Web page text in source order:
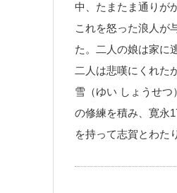
中、たまたま通りが
これを怒った浪人が
た。二人の娘は家に
二人は悲嘆にくれた
雪（ゆい しょうせ
の修練を積み、寛永
を持って志賀とわた